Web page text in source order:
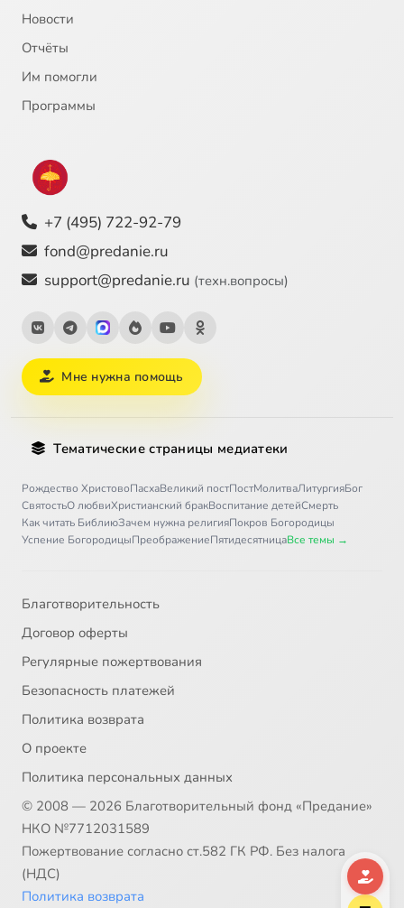
Новости
Отчёты
Им помогли
Программы
+7 (495) 722-92-79
fond@predanie.ru
support@predanie.ru (техн.вопросы)
Мне нужна помощь
Тематические страницы медиатеки
Рождество ХристовоПасхаВеликий постПостМолитваЛитургияБог
СвятостьО любвиХристианский бракВоспитание детейСмерть
Как читать БиблиюЗачем нужна религияПокров Богородицы
Успение БогородицыПреображениеПятидесятницаВсе темы →
Благотворительность
Договор оферты
Регулярные пожертвования
Безопасность платежей
Политика возврата
О проекте
Политика персональных данных
© 2008 — 2026 Благотворительный фонд «Предание»
НКО №7712031589
Пожертвование согласно ст.582 ГК РФ. Без налога
(НДС)
Политика возврата